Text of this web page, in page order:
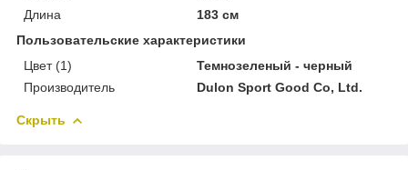
Длина
183 см
Пользовательские характеристики
Цвет (1)
Темнозеленый - черный
Производитель
Dulon Sport Good Co, Ltd.
Скрыть